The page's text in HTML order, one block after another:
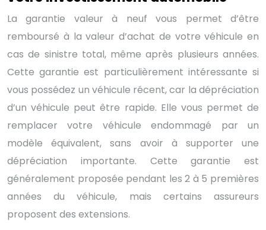
La garantie valeur à neuf vous permet d’être
remboursé à la valeur d’achat de votre véhicule en
cas de sinistre total, même après plusieurs années.
Cette garantie est particulièrement intéressante si
vous possédez un véhicule récent, car la dépréciation
d’un véhicule peut être rapide. Elle vous permet de
remplacer votre véhicule endommagé par un
modèle équivalent, sans avoir à supporter une
dépréciation importante. Cette garantie est
généralement proposée pendant les 2 à 5 premières
années du véhicule, mais certains assureurs
proposent des extensions.